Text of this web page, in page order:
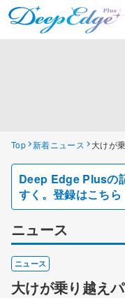
Top 新着ニュース 大けが
Deep Edge Plusの
すく。登録はこちら
ニュース
ニュース
大けが乗り越え